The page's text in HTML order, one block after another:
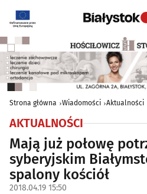
Strona główna Wiadomości Aktualności
AKTUALNOŚCI
Mają już połowę
syberyjskim
spalony kościół
2018.04.19 15:50